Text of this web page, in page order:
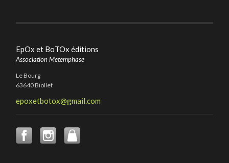
EpOx et BoTOx éditions
Association Metemphase
Le Bourg
63640 Biollet
epoxetbotox@gmail.com